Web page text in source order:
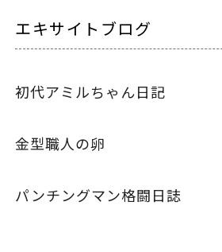
エキサイトブログ
初代アミルちゃん日記
金型職人の卵
パンチングマン格闘日誌